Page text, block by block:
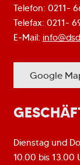
Telefon: 0211-
Telefax: 0211-
E-Mail:
Google
Dienstag und
10.00 bis 13.00